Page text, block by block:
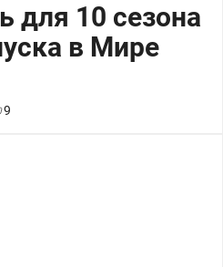
для 10 сезона
в Мире
9